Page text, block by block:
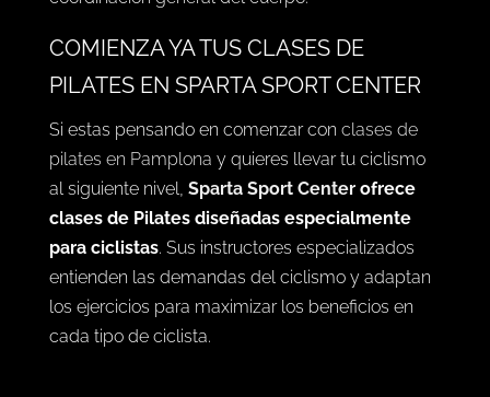
COMIENZA YA TUS CLASES DE
PILATES EN SPARTA SPORT CENTER
Si estas pensando en comenzar con clases de
pilates en Pamplona y quieres llevar tu ciclismo
al siguiente nivel, Sparta Sport Centerofrece
clases de Pilates diseñadas especialmente
para ciclistas. Sus instructores especializados
entienden las demandas del ciclismo y adaptan
los ejercicios para maximizar los beneficios en
cada tipo de ciclista.